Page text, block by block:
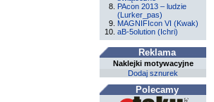
PAcon 2013 – ludzie
(Lurker_pas)
MAGNIFIcon VI (Kwak)
aB-5olution (Ichri)
Reklama
Naklejki motywacyjne
Dodaj sznurek
Polecamy